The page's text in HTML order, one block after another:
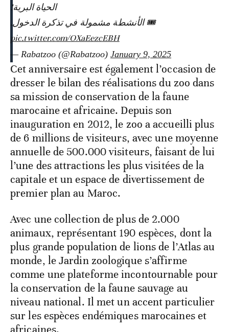
الحياة البرية!
🎟️ الأنشطة مشمولة في تذكرة الدخول.
pic.twitter.com/OXaEezcEBH
— Rabatzoo (@Rabatzoo) January 9, 2025
Cet anniversaire est également l’occasion de
dresser le bilan des réalisations du zoo dans
sa mission de conservation de la faune
marocaine et africaine. Depuis son
inauguration en 2012, le zoo a accueilli plus
de 6 millions de visiteurs, avec une moyenne
annuelle de 500.000 visiteurs, faisant de lui
l’une des attractions les plus visitées de la
capitale et un espace de divertissement de
premier plan au Maroc.
Avec une collection de plus de 2.000
animaux, représentant 190 espèces, dont la
plus grande population de lions de l’Atlas au
monde, le Jardin zoologique s’affirme
comme une plateforme incontournable pour
la conservation de la faune sauvage au
niveau national. Il met un accent particulier
sur les espèces endémiques marocaines et